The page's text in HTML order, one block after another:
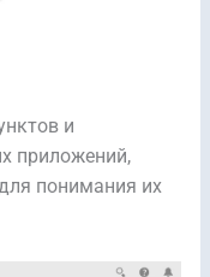
и
приложений,
понимания их